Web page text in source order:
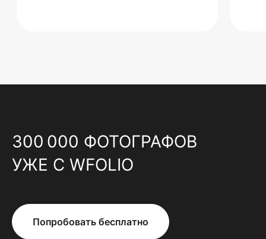
300 000 ФОТОГРАФОВ
УЖЕ С WFOLIO
Попробовать бесплатно